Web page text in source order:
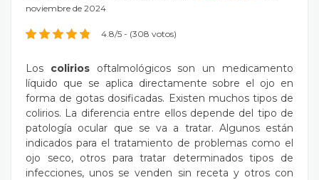
noviembre de 2024
4.8/5 - (308 votos)
Los coliriosoftalmológicos son un medicamento
líquido que se aplica directamente sobre el ojo en
forma de gotas dosificadas. Existen muchos tipos de
colirios. La diferencia entre ellos depende del tipo de
patología ocular que se va a tratar. Algunos están
indicados para el tratamiento de problemas como el
ojo seco, otros para tratar determinados tipos de
infecciones, unos se venden sin receta y otros con